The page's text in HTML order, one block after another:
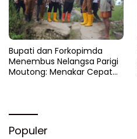
​Bupati dan Forkopimda
Menembus Nelangsa Parigi
Moutong: Menakar Cepat
Populer